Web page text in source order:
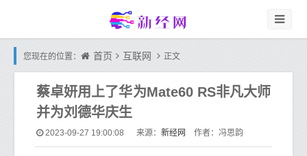
您现在的位置： 首页 互联网 正文
蔡卓妍用上了华为Mate60 RS非凡大师
并为刘德华庆生
2023-09-27 19:00:08 来源： 新经网 作者：冯思韵